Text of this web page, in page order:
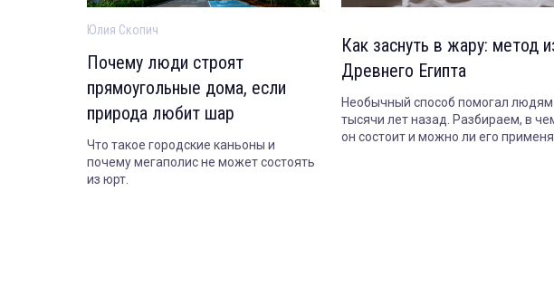
Юлия Скопич
Почему люди строят
прямоугольные дома, если
природа любит шар
Что такое городские каньоны и
почему мегаполис не может состоять
из юрт.
Как заснуть в жару: метод
Древнего Египта
Необычный способ помогал людям
тысячи лет назад. Разбираем, в
он состоит и можно ли его